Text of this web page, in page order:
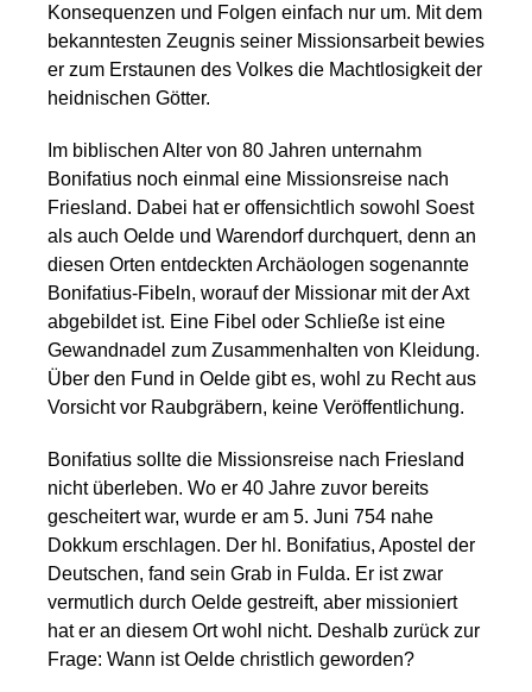
Konsequenzen und Folgen einfach nur um. Mit dem
bekanntesten Zeugnis seiner Missionsarbeit bewies
er zum Erstaunen des Volkes die Machtlosigkeit der
heidnischen Götter.
Im biblischen Alter von 80 Jahren unternahm
Bonifatius noch einmal eine Missionsreise nach
Friesland. Dabei hat er offensichtlich sowohl Soest
als auch Oelde und Warendorf durchquert, denn an
diesen Orten entdeckten Archäologen sogenannte
Bonifatius-Fibeln, worauf der Missionar mit der Axt
abgebildet ist. Eine Fibel oder Schließe ist eine
Gewandnadel zum Zusammenhalten von Kleidung.
Über den Fund in Oelde gibt es, wohl zu Recht aus
Vorsicht vor Raubgräbern, keine Veröffentlichung.
Bonifatius sollte die Missionsreise nach Friesland
nicht überleben. Wo er 40 Jahre zuvor bereits
gescheitert war, wurde er am 5. Juni 754 nahe
Dokkum erschlagen. Der hl. Bonifatius, Apostel der
Deutschen, fand sein Grab in Fulda. Er ist zwar
vermutlich durch Oelde gestreift, aber missioniert
hat er an diesem Ort wohl nicht. Deshalb zurück zur
Frage: Wann ist Oelde christlich geworden?